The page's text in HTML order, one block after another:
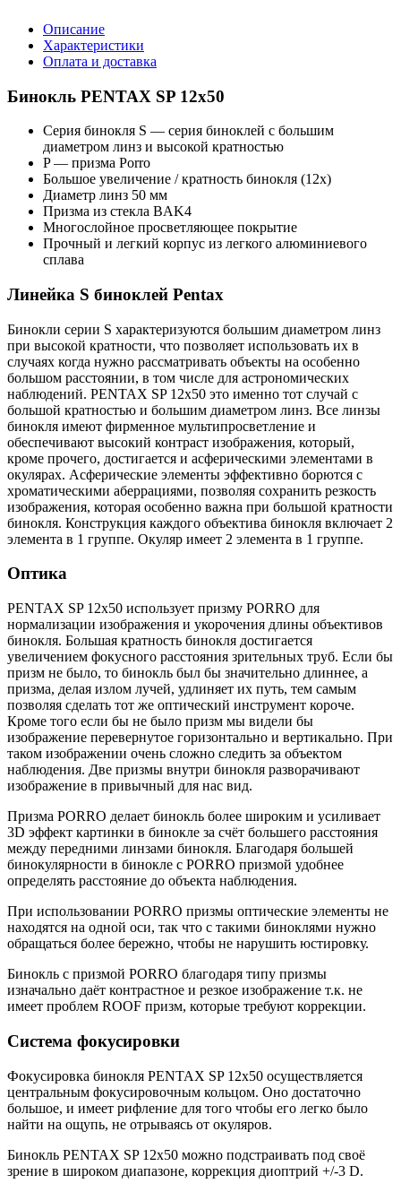
Описание
Характеристики
Оплата и доставка
Бинокль PENTAX SP 12x50
Серия бинокля S — серия биноклей с большим
диаметром линз и высокой кратностью
P — призма Porro
Большое увеличение / кратность бинокля (12х)
Диаметр линз 50 мм
Призма из стекла BAK4
Многослойное просветляющее покрытие
Прочный и легкий корпус из легкого алюминиевого
сплава
Линейка S биноклей Pentax
Бинокли серии S характеризуются большим диаметром линз
при высокой кратности, что позволяет использовать их в
случаях когда нужно рассматривать объекты на особенно
большом расстоянии, в том числе для астрономических
наблюдений. PENTAX SP 12x50 это именно тот случай с
большой кратностью и большим диаметром линз. Все линзы
бинокля имеют фирменное мультипросветление и
обеспечивают высокий контраст изображения, который,
кроме прочего, достигается и асферическими элементами в
окулярах. Асферические элементы эффективно борются с
хроматическими аберрациями, позволяя сохранить резкость
изображения, которая особенно важна при большой кратности
бинокля. Конструкция каждого объектива бинокля включает 2
элемента в 1 группе. Окуляр имеет 2 элемента в 1 группе.
Оптика
PENTAX SP 12x50 использует призму PORRO для
нормализации изображения и укорочения длины объективов
бинокля. Большая кратность бинокля достигается
увеличением фокусного расстояния зрительных труб. Если бы
призм не было, то бинокль был бы значительно длиннее, а
призма, делая излом лучей, удлиняет их путь, тем самым
позволяя сделать тот же оптический инструмент короче.
Кроме того если бы не было призм мы видели бы
изображение перевернутое горизонтально и вертикально. При
таком изображении очень сложно следить за объектом
наблюдения. Две призмы внутри бинокля разворачивают
изображение в привычный для нас вид.
Призма PORRO делает бинокль более широким и усиливает
3D эффект картинки в бинокле за счёт большего расстояния
между передними линзами бинокля. Благодаря большей
бинокулярности в бинокле с PORRO призмой удобнее
определять расстояние до объекта наблюдения.
При использовании PORRO призмы оптические элементы не
находятся на одной оси, так что с такими биноклями нужно
обращаться более бережно, чтобы не нарушить юстировку.
Бинокль с призмой PORRO благодаря типу призмы
изначально даёт контрастное и резкое изображение т.к. не
имеет проблем ROOF призм, которые требуют коррекции.
Система фокусировки
Фокусировка бинокля PENTAX SP 12x50 осуществляется
центральным фокусировочным кольцом. Оно достаточно
большое, и имеет рифление для того чтобы его легко было
найти на ощупь, не отрываясь от окуляров.
Бинокль PENTAX SP 12x50 можно подстраивать под своё
зрение в широком диапазоне, коррекция диоптрий +/-3 D.